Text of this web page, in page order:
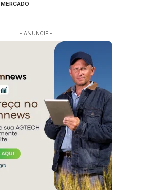
MERCADO
- ANUNCIE -